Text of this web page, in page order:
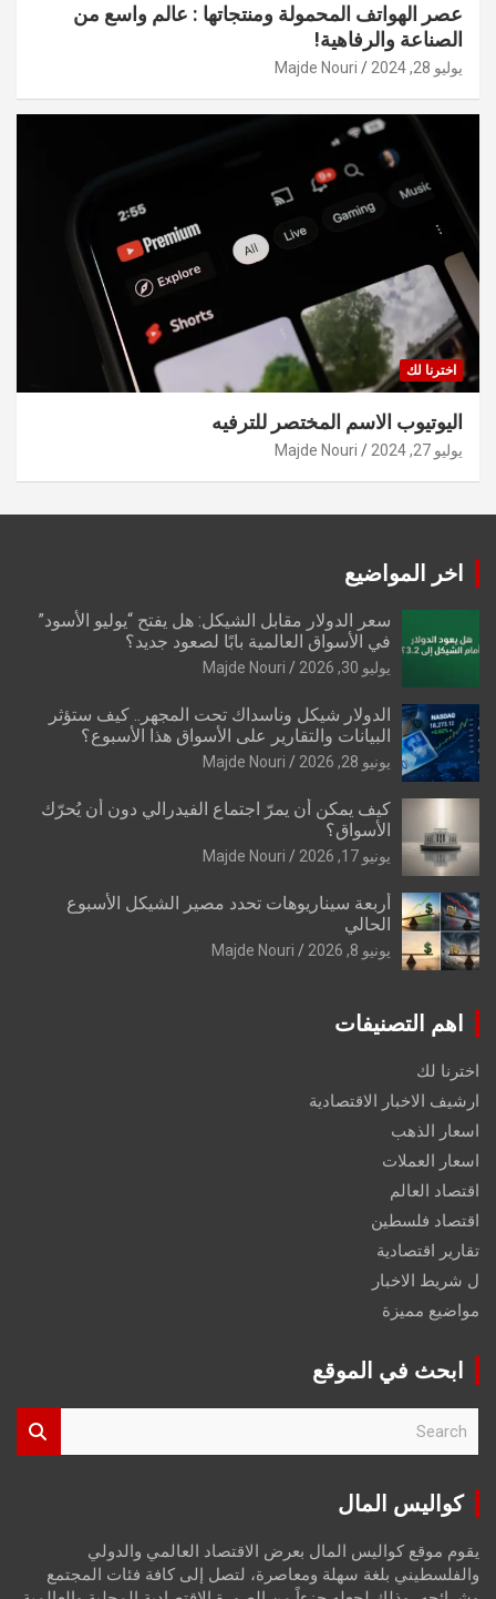
عصر الهواتف المحمولة ومنتجاتها : عالم واسع من
الصناعة والرفاهية!
يوليو 28, 2024 Majde Nouri
اخترنا لك
اليوتيوب الاسم المختصر للترفيه
يوليو 27, 2024 Majde Nouri
اخر المواضيع
سعر الدولار مقابل الشيكل: هل يفتح “يوليو الأسود”
في الأسواق العالمية بابًا لصعود جديد؟
يوليو 30, 2026 Majde Nouri
الدولار شيكل وناسداك تحت المجهر.. كيف ستؤثر
البيانات والتقارير على الأسواق هذا الأسبوع؟
يونيو 28, 2026 Majde Nouri
كيف يمكن أن يمرّ اجتماع الفيدرالي دون أن يُحرّك
الأسواق؟
يونيو 17, 2026 Majde Nouri
أربعة سيناريوهات تحدد مصير الشيكل الأسبوع
الحالي
يونيو 8, 2026 Majde Nouri
اهم التصنيفات
اخترنا لك
ارشيف الاخبار الاقتصادية
اسعار الذهب
اسعار العملات
اقتصاد العالم
اقتصاد فلسطين
تقارير اقتصادية
ل شريط الاخبار
مواضيع مميزة
ابحث في الموقع
r
كواليس المال
يقوم موقع كواليس المال بعرض الاقتصاد العالمي والدولي
والفلسطيني بلغة سهلة ومعاصرة، لتصل إلى كافة فئات المجتمع